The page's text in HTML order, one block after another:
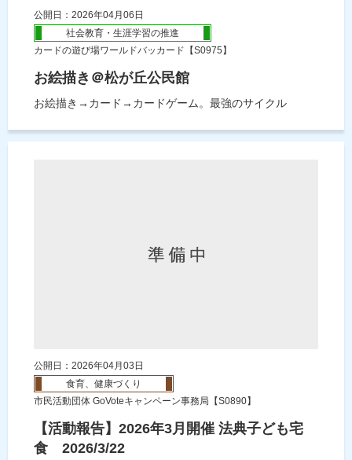
公開日：2026年04月06日
社会教育・生涯学習の推進
カードの遊び場ワールドバッカード【S0975】
お絵描き＠松が丘公民館
お絵描き→カード→カードゲーム。最強のサイクル
公開日：2026年04月03日
食育、健康づくり
市民活動団体 GoVoteキャンペーン事務局【S0890】
【活動報告】2026年3月開催 法典子ども宅
食 2026/3/22